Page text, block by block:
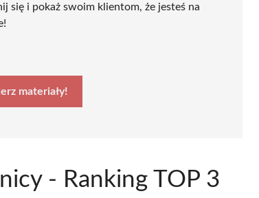
się i pokaż swoim klientom, że jesteś na
materiały!
- Ranking TOP 3